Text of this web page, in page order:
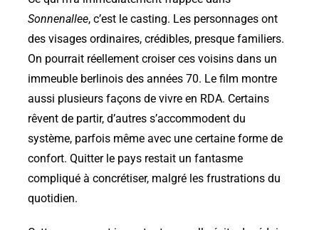
Sonnenallee, c’est le casting. Les personnages ont
des visages ordinaires, crédibles, presque familiers.
On pourrait réellement croiser ces voisins dans un
immeuble berlinois des années 70. Le film montre
aussi plusieurs façons de vivre en RDA. Certains
rêvent de partir, d’autres s’accommodent du
système, parfois même avec une certaine forme de
confort. Quitter le pays restait un fantasme
compliqué à concrétiser, malgré les frustrations du
quotidien.